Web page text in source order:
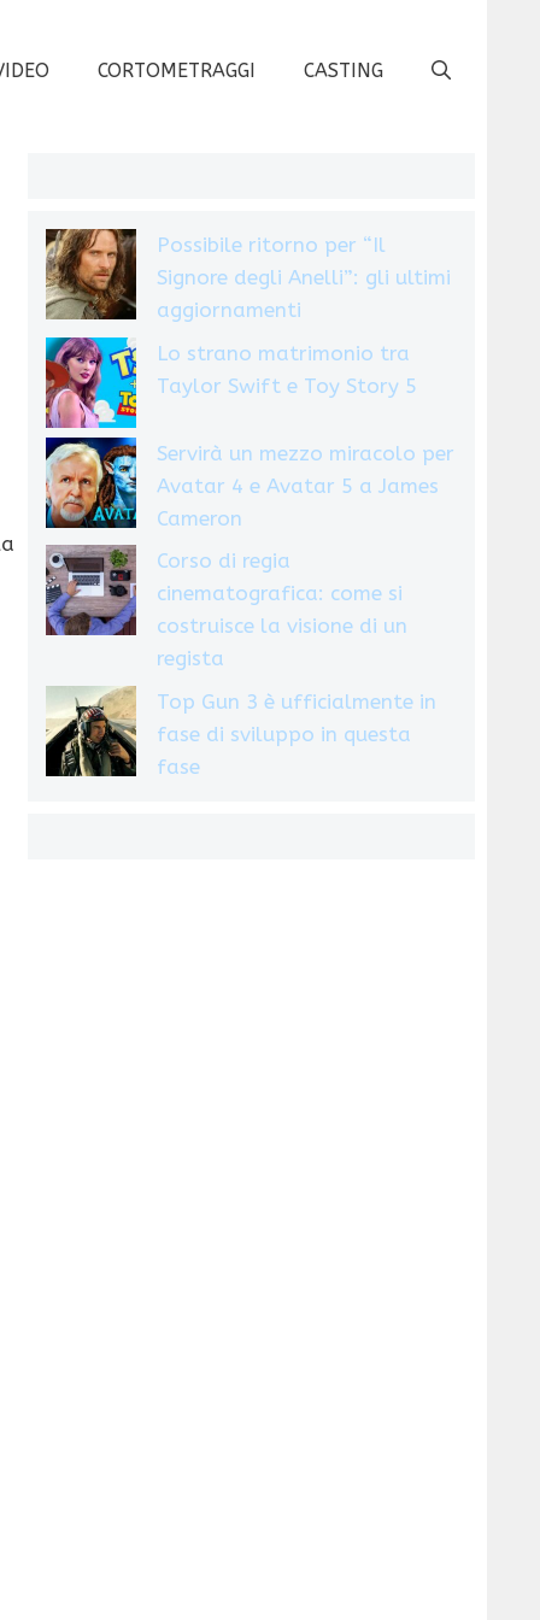
CORTOMETRAGGI CASTING
Possibile ritorno per “Il
Signore degli Anelli”: gli ultimi
aggiornamenti
Lo strano matrimonio tra
Taylor Swift e Toy Story 5
Servirà un mezzo miracolo per
Avatar 4 e Avatar 5 a James
Cameron
Corso di regia
cinematografica: come si
costruisce la visione di un
regista
Top Gun 3 è ufficialmente in
fase di sviluppo in questa
fase